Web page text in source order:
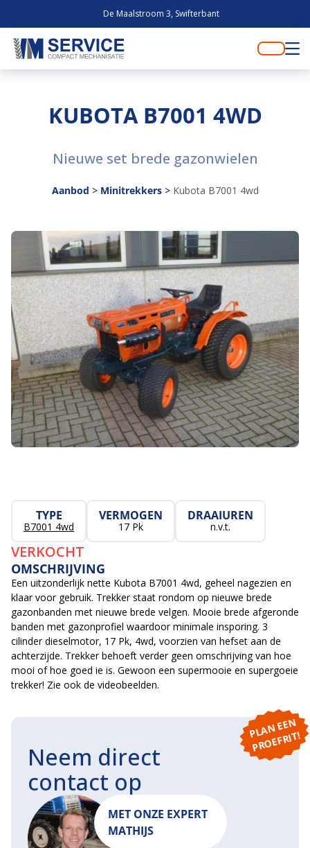
De Maalstroom 3, Swifterbant
KUBOTA B7001 4WD
Nieuwe set brede gazonwielen
Aanbod > Minitrekkers> Kubota B7001 4wd
TYPE
B7001 4wd
VERMOGEN
17 Pk
DRAAIUREN
n.v.t.
VERKOCHT
OMSCHRIJVING
Een uitzonderlijk nette Kubota B7001 4wd, geheel nagezien en
klaar voor gebruik. Trekker staat rondom op nieuwe brede
gazonbanden met nieuwe brede velgen. Mooie brede afgeronde
banden met gazonprofiel waardoor minimale insporing. 3
cilinder dieselmotor, 17 Pk, 4wd, voorzien van hefset aan de
achterzijde. Trekker behoeft verder geen omschrijving van hoe
mooi of hoe goed ie is. Gewoon een supermooie en supergoeie
trekker! Zie ook de videobeelden.
P
L
A
N
E
E
N
P
R
O
E
F
RI
T!
Neem direct
contact op
MET ONZE EXPERT
MATHIJS